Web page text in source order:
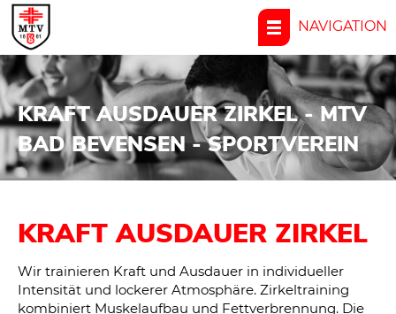
NAVIGATION
KRAFT AUSDAUER ZIRKEL - MTV
BAD BEVENSEN - SPORTVEREIN
KRAFT AUSDAUER ZIRKEL
Wir trainieren Kraft und Ausdauer in individueller
Intensität und lockerer Atmosphäre. Zirkeltraining
kombiniert Muskelaufbau und Fettverbrennung. Die